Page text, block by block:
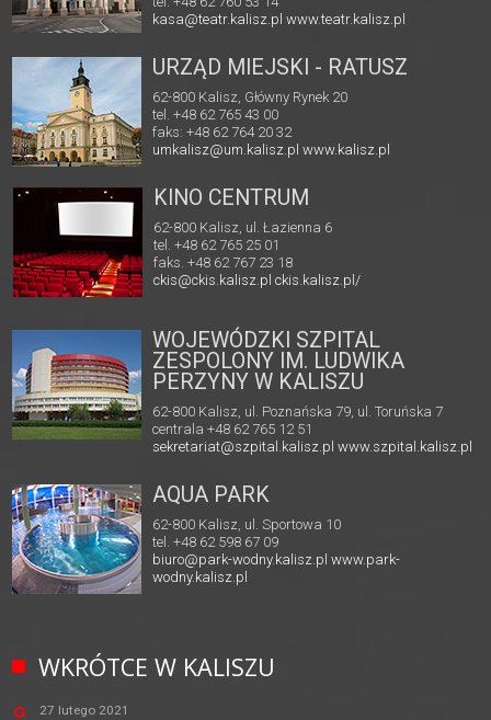
kasa@teatr.kalisz.pl www.teatr.kalisz.pl
URZĄD MIEJSKI - RATUSZ
62-800 Kalisz, Główny Rynek 20
tel. +48 62 765 43 00
faks: +48 62 764 20 32
umkalisz@um.kalisz.plwww.kalisz.pl
KINO CENTRUM
62-800 Kalisz, ul. Łazienna 6
tel. +48 62 765 25 01
faks. +48 62 767 23 18
ckis@ckis.kalisz.pl ckis.kalisz.pl/
WOJEWÓDZKI SZPITAL
ZESPOLONY IM. LUDWIKA
PERZYNY W KALISZU
62-800 Kalisz, ul. Poznańska 79, ul. Toruńska 7
centrala +48 62 765 12 51
sekretariat@szpital.kalisz.pl www.szpital.kalisz.pl
AQUA PARK
62-800 Kalisz, ul. Sportowa 10
tel. +48 62 598 67 09
biuro@park-wodny.kalisz.pl www.park-
wodny.kalisz.pl
WKRÓTCE W KALISZU
27 lutego 2021